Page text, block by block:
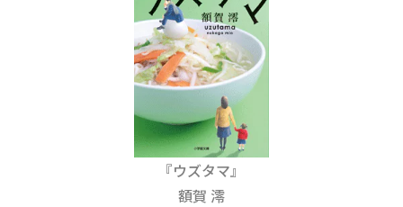
『ウズタマ』
額賀 澪